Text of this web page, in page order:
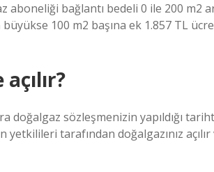
aboneliği bağlantı bedeli 0 ile 200 m2
100 m2 başına ek 1.857 TL
doğalgaz sözleşmenizin yapıldığı
tarafından doğalgazınız açılır